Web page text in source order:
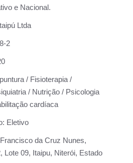
e Nacional.
Ltda
2
/ Fisioterapia /
/ Nutrição / Psicologia
cardíaca
Eletivo
da Cruz Nunes,
Lote 09, Itaipu, Niterói, Estado